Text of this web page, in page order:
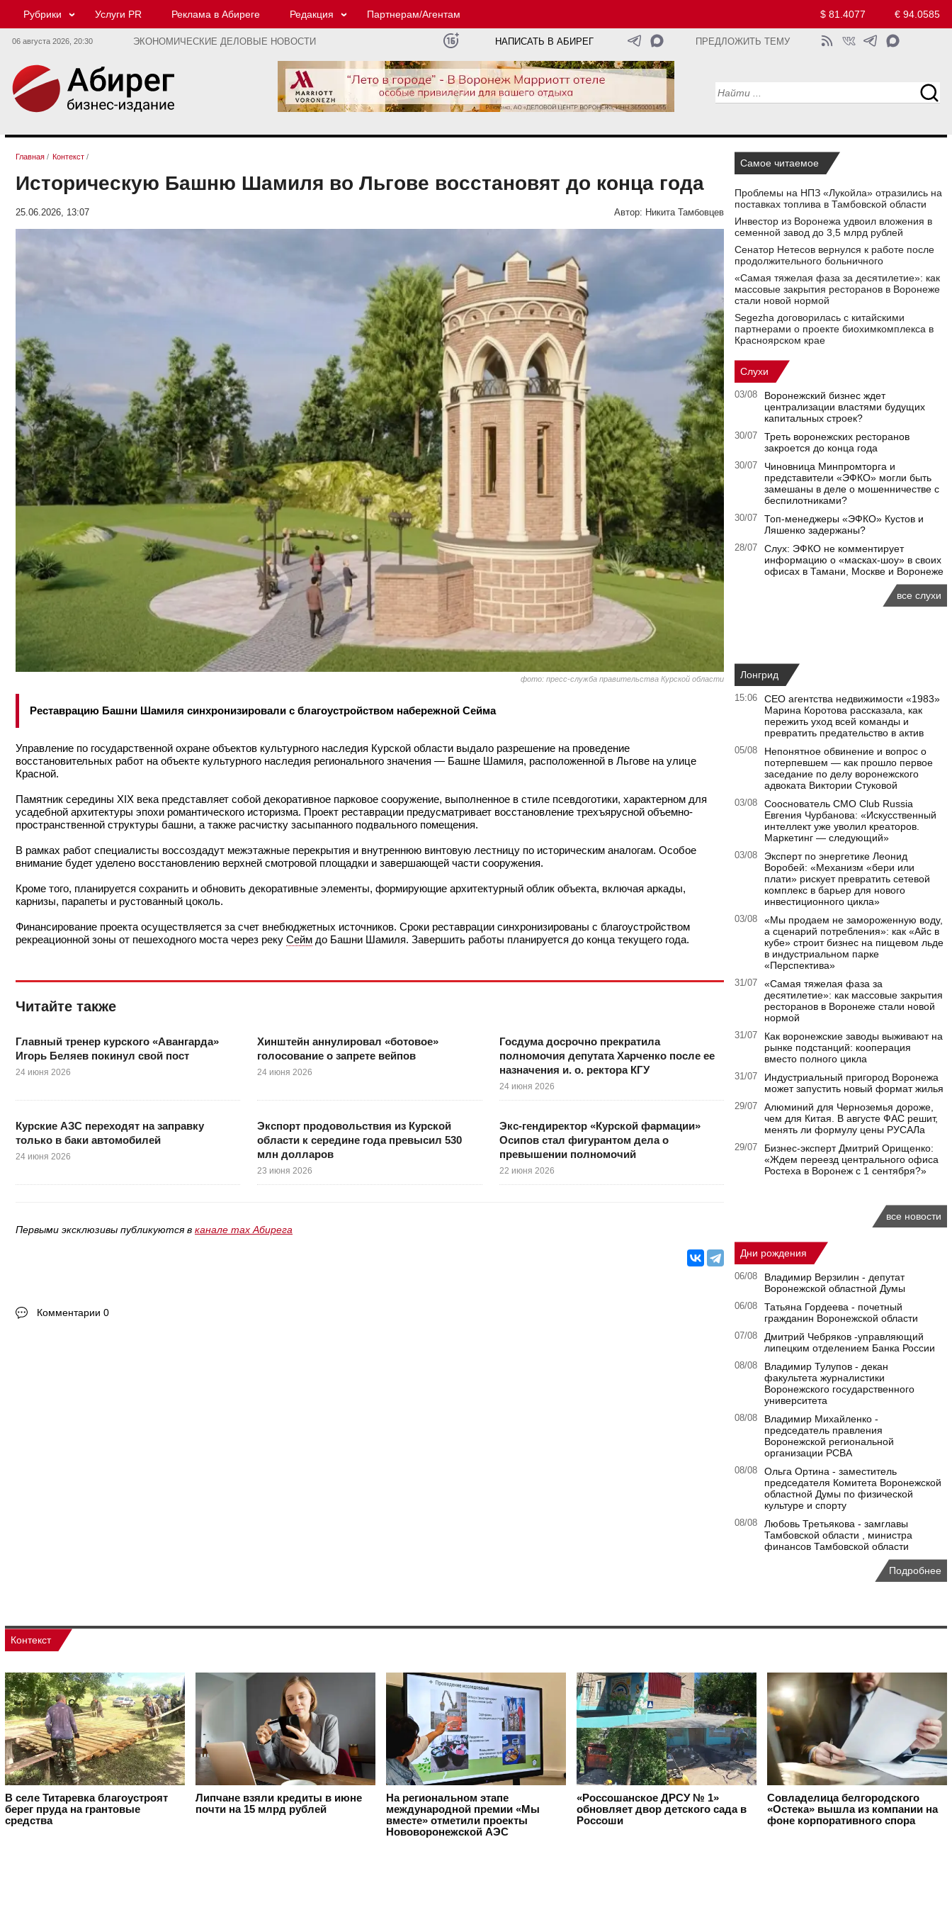
Рубрики Услуги PR Реклама в Абиреге Редакция Партнерам/Агентам $ 81.4077 € 94.0585
06 августа 2026, 20:30 ЭКОНОМИЧЕСКИЕ ДЕЛОВЫЕ НОВОСТИ НАПИСАТЬ В АБИРЕГ ПРЕДЛОЖИТЬ ТЕМУ
Главная / Контекст /
Историческую Башню Шамиля во Льгове восстановят до конца года
25.06.2026, 13:07 Автор: Никита Тамбовцев
фото: пресс-служба правительства Курской области
Реставрацию Башни Шамиля синхронизировали с благоустройством набережной Сейма
Управление по государственной охране объектов культурного наследия Курской области выдало разрешение на проведение
восстановительных работ на объекте культурного наследия регионального значения — Башне Шамиля, расположенной в Льгове на улице
Красной.
Памятник середины XIX века представляет собой декоративное парковое сооружение, выполненное в стиле псевдоготики, характерном для
усадебной архитектуры эпохи романтического историзма. Проект реставрации предусматривает восстановление трехъярусной объемно-
пространственной структуры башни, а также расчистку засыпанного подвального помещения.
В рамках работ специалисты воссоздадут межэтажные перекрытия и внутреннюю винтовую лестницу по историческим аналогам. Особое
внимание будет уделено восстановлению верхней смотровой площадки и завершающей части сооружения.
Кроме того, планируется сохранить и обновить декоративные элементы, формирующие архитектурный облик объекта, включая аркады,
карнизы, парапеты и рустованный цоколь.
Финансирование проекта осуществляется за счет внебюджетных источников. Сроки реставрации синхронизированы с благоустройством
рекреационной зоны от пешеходного моста через реку Сейм до Башни Шамиля. Завершить работы планируется до конца текущего года.
Читайте также
Главный тренер курского «Авангарда»
Игорь Беляев покинул свой пост
24 июня 2026
Хинштейн аннулировал «ботовое»
голосование о запрете вейпов
24 июня 2026
Госдума досрочно прекратила
полномочия депутата Харченко после ее
назначения и. о. ректора КГУ
24 июня 2026
Курские АЗС переходят на заправку
только в баки автомобилей
24 июня 2026
Экспорт продовольствия из Курской
области к середине года превысил 530
млн долларов
23 июня 2026
Экс-гендиректор «Курской фармации»
Осипов стал фигурантом дела о
превышении полномочий
22 июня 2026
Первыми эксклюзивы публикуются в канале max Абирега
Комментарии 0
Самое читаемое
Проблемы на НПЗ «Лукойла» отразились на
поставках топлива в Тамбовской области
Инвестор из Воронежа удвоил вложения в
семенной завод до 3,5 млрд рублей
Сенатор Нетесов вернулся к работе после
продолжительного больничного
«Самая тяжелая фаза за десятилетие»: как
массовые закрытия ресторанов в Воронеже
стали новой нормой
Segezha договорилась с китайскими
партнерами о проекте биохимкомплекса в
Красноярском крае
Слухи
03/08
Воронежский бизнес ждет
централизации властями будущих
капитальных строек?
30/07
Треть воронежских ресторанов
закроется до конца года
30/07
Чиновница Минпромторга и
представители «ЭФКО» могли быть
замешаны в деле о мошенничестве с
беспилотниками?
30/07
Топ-менеджеры «ЭФКО» Кустов и
Ляшенко задержаны?
28/07
Слух: ЭФКО не комментирует
информацию о «масках-шоу» в своих
офисах в Тамани, Москве и Воронеже
все слухи
Лонгрид
15:06
CEO агентства недвижимости «1983»
Марина Коротова рассказала, как
пережить уход всей команды и
превратить предательство в актив
05/08
Непонятное обвинение и вопрос о
потерпевшем — как прошло первое
заседание по делу воронежского
адвоката Виктории Стуковой
03/08
Сооснователь CMO Club Russia
Евгения Чурбанова: «Искусственный
интеллект уже уволил креаторов.
Маркетинг — следующий»
03/08
Эксперт по энергетике Леонид
Воробей: «Механизм «бери или
плати» рискует превратить сетевой
комплекс в барьер для нового
инвестиционного цикла»
03/08
«Мы продаем не замороженную воду,
а сценарий потребления»: как «Айс в
кубе» строит бизнес на пищевом льде
в индустриальном парке
«Перспектива»
31/07
«Самая тяжелая фаза за
десятилетие»: как массовые закрытия
ресторанов в Воронеже стали новой
нормой
31/07
Как воронежские заводы выживают на
рынке подстанций: кооперация
вместо полного цикла
31/07
Индустриальный пригород Воронежа
может запустить новый формат жилья
29/07
Алюминий для Черноземья дороже,
чем для Китая. В августе ФАС решит,
менять ли формулу цены РУСАЛа
29/07
Бизнес-эксперт Дмитрий Орищенко:
«Ждем переезд центрального офиса
Ростеха в Воронеж с 1 сентября?»
все новости
Дни рождения
06/08
Владимир Верзилин - депутат
Воронежской областной Думы
06/08
Татьяна Гордеева - почетный
гражданин Воронежской области
07/08
Дмитрий Чебряков -управляющий
липецким отделением Банка России
08/08
Владимир Тулупов - декан
факультета журналистики
Воронежского государственного
университета
08/08
Владимир Михайленко -
председатель правления
Воронежской региональной
организации РСВА
08/08
Ольга Ортина - заместитель
председателя Комитета Воронежской
областной Думы по физической
культуре и спорту
08/08
Любовь Третьякова - замглавы
Тамбовской области , министра
финансов Тамбовской области
Подробнее
Контекст
В селе Титаревка благоустроят
берег пруда на грантовые
средства
Липчане взяли кредиты в июне
почти на 15 млрд рублей
На региональном этапе
международной премии «Мы
вместе» отметили проекты
Нововоронежской АЭС
«Россошанское ДРСУ № 1»
обновляет двор детского сада в
Россоши
Совладелица белгородского
«Остека» вышла из компании на
фоне корпоративного спора